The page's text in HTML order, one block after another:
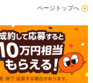
ページトップへ